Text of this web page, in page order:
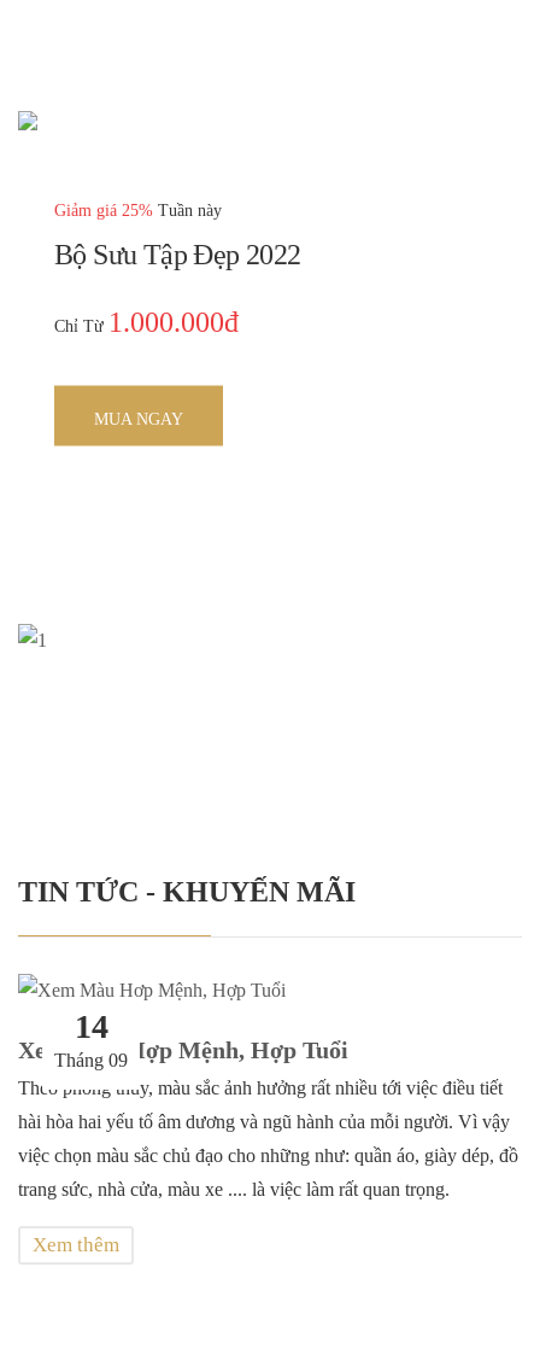
Giảm giá 25% Tuần này
Bộ Sưu Tập Đẹp 2022
Chỉ Từ 1.000.000đ
MUA NGAY
TIN TỨC - KHUYẾN MÃI
14
Tháng 09
Xem Màu Hợp Mệnh, Hợp Tuổi
Theo phong thủy, màu sắc ảnh hưởng rất nhiều tới việc điều tiết
hài hòa hai yếu tố âm dương và ngũ hành của mỗi người. Vì vậy
việc chọn màu sắc chủ đạo cho những như: quần áo, giày dép, đồ
trang sức, nhà cửa, màu xe .... là việc làm rất quan trọng.
Xem thêm